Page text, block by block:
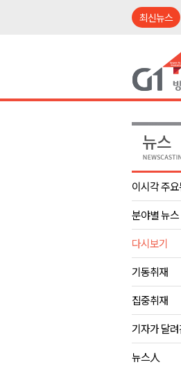
최신뉴스
이시각 주
분야별 뉴스
다시보기
기동취재
집중취재
기자가 달
뉴스人